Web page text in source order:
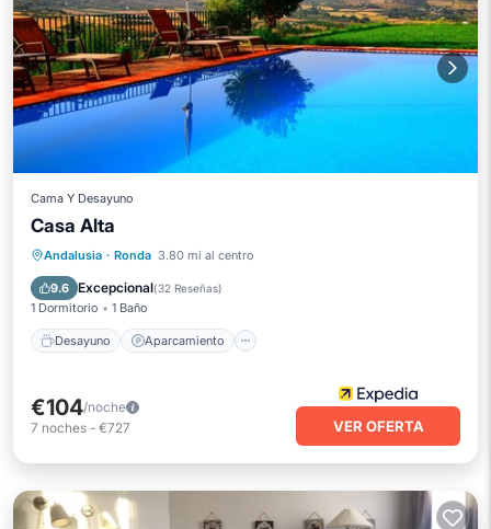
Cama Y Desayuno
Casa Alta
Andalusia · Ronda 3.80 mi al centro
9.6 Excepcional(32 Reseñas)
1 Dormitorio 1 Baño
Desayuno Aparcamiento
Desayuno Aparcamiento
Balcón/Terraza
€104/noche
7 noches - €727 VER OFERTA